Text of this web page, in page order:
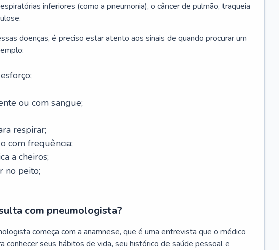
inferiores (como a pneumonia), o câncer de pulmão, traqueia
doenças, é preciso estar atento aos sinais de quando procurar um
ou com sangue;
respirar;
com frequência;
a cheiros;
no peito;
com pneumologista?
começa com a anamnese, que é uma entrevista que o médico
conhecer seus hábitos de vida, seu histórico de saúde pessoal e